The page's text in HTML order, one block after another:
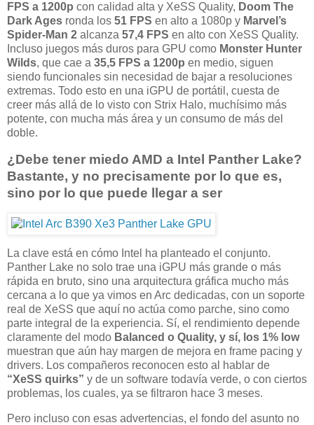
FPS a 1200p con calidad alta y XeSS Quality, Doom The
Dark Ages ronda los 51 FPS en alto a 1080p y Marvel’s
Spider-Man 2 alcanza 57,4 FPS en alto con XeSS Quality.
Incluso juegos más duros para GPU como Monster Hunter
Wilds, que cae a 35,5 FPS a 1200p en medio, siguen
siendo funcionales sin necesidad de bajar a resoluciones
extremas. Todo esto en una iGPU de portátil, cuesta de
creer más allá de lo visto con Strix Halo, muchísimo más
potente, con mucha más área y un consumo de más del
doble.
¿Debe tener miedo AMD a Intel Panther Lake?
Bastante, y no precisamente por lo que es,
sino por lo que puede llegar a ser
La clave está en cómo Intel ha planteado el conjunto.
Panther Lake no solo trae una iGPU más grande o más
rápida en bruto, sino una arquitectura gráfica mucho más
cercana a lo que ya vimos en Arc dedicadas, con un soporte
real de XeSS que aquí no actúa como parche, sino como
parte integral de la experiencia. Sí, el rendimiento depende
claramente del modo Balanced o Quality, y sí, los 1% low
muestran que aún hay margen de mejora en frame pacing y
drivers. Los compañeros reconocen esto al hablar de
“XeSS quirks” y de un software todavía verde, o con ciertos
problemas, los cuales, ya se filtraron hace 3 meses.
Pero incluso con esas advertencias, el fondo del asunto no